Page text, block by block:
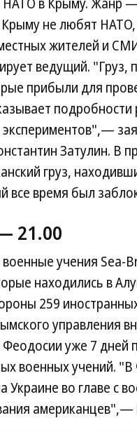
не любят
жителей и
ведущий. "Груз,
прибыли для
Затулин. В
груз,
все время был
21.00
учения Sea-
находились в
259
управления
Феодосии уже 7
военных учений.
Украине во главе с
американцев",—